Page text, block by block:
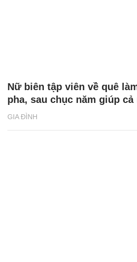
GIA ĐÌNH
Nữ biên tập viên về quê
pha, sau chục năm giúp